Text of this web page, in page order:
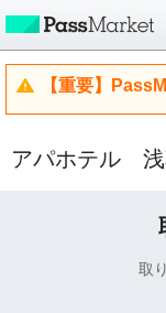
【重要】
アパホテル 浅
取